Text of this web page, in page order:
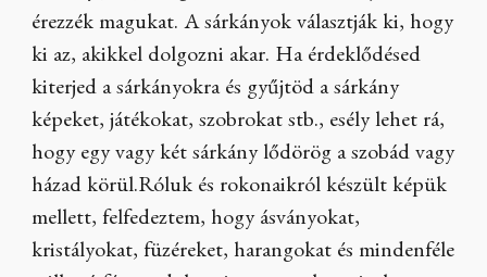
érezzék magukat. A sárkányok választják ki, hogy
ki az, akikkel dolgozni akar. Ha érdeklődésed
kiterjed a sárkányokra és gyűjtöd a sárkány
képeket, játékokat, szobrokat stb., esély lehet rá,
hogy egy vagy két sárkány lődörög a szobád vagy
házad körül.Róluk és rokonaikról készült képük
mellett, felfedeztem, hogy ásványokat,
kristályokat, füzéreket, harangokat és mindenféle